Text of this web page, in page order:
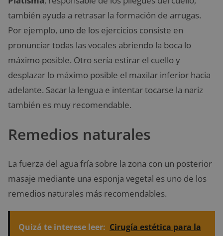
también ayuda a retrasar la formación de arrugas.
Por ejemplo, uno de los ejercicios consiste en
pronunciar todas las vocales abriendo la boca lo
máximo posible. Otro sería estirar el cuello y
desplazar lo máximo posible el maxilar inferior hacia
adelante. Sacar la lengua e intentar tocarse la nariz
también es muy recomendable.
Remedios naturales
La fuerza del agua fría sobre la zona con un posterior
masaje mediante una esponja vegetal es uno de los
remedios naturales más recomendables.
Quizá te interese leer: Cirugía estética para la